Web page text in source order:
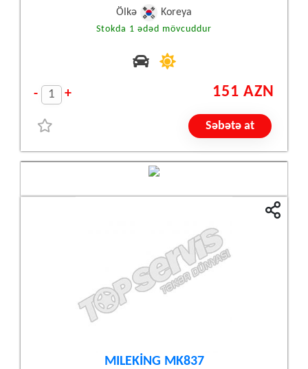
Ölkə Koreya
Stokda 1 ədəd mövcuddur
- + 151 AZN
Səbətə at
MILEKİNG MK837